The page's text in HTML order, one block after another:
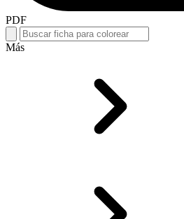
PDF
Más